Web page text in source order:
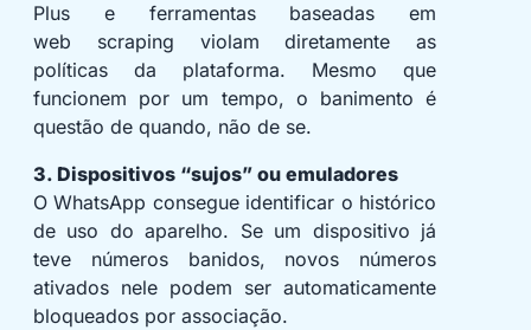
Plus e ferramentas baseadas em
web scraping violam diretamente as
políticas da plataforma. Mesmo que
funcionem por um tempo, o banimento é
questão de quando, não de se.
3. Dispositivos “sujos” ou emuladores
O WhatsApp consegue identificar o histórico
de uso do aparelho. Se um dispositivo já
teve números banidos, novos números
ativados nele podem ser automaticamente
bloqueados por associação.